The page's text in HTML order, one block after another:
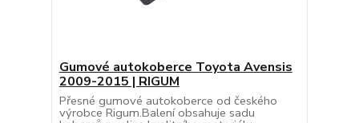
Gumové autokoberce Toyota Avensis
2009-2015 | RIGUM
Přesné gumové autokoberce od českého
výrobce Rigum.Balení obsahuje sadu